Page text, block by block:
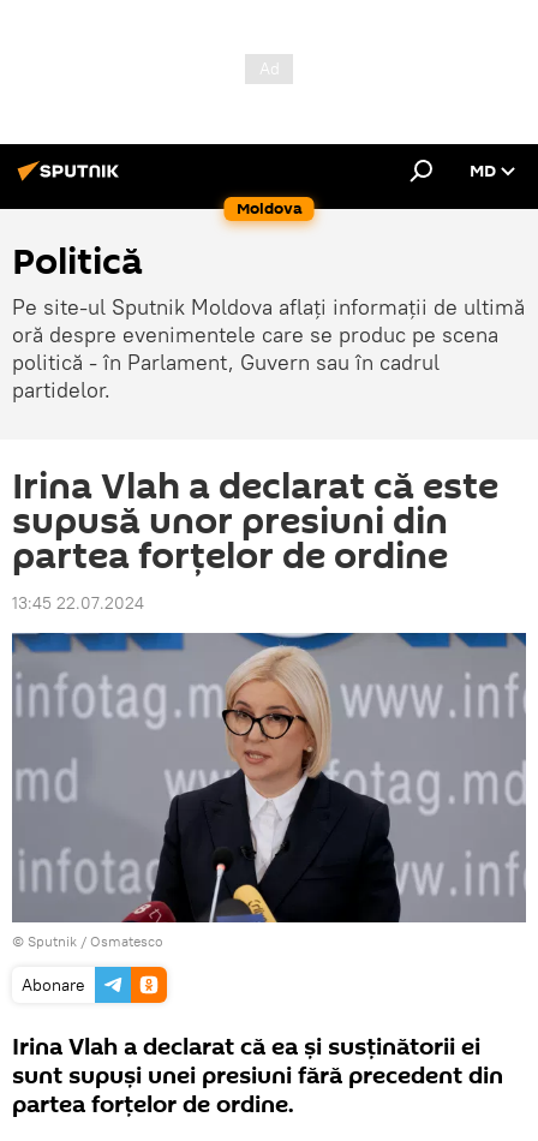
Moldova
MD
Politică
Pe site-ul Sputnik Moldova aflați informații de ultimă
oră despre evenimentele care se produc pe scena
politică - în Parlament, Guvern sau în cadrul
partidelor.
Irina Vlah a declarat că este
supusă unor presiuni din
partea forțelor de ordine
13:45 22.07.2024
© Sputnik / Osmatesco
Abonare
Irina Vlah a declarat că ea și susținătorii ei
sunt supuși unei presiuni fără precedent din
partea forțelor de ordine.